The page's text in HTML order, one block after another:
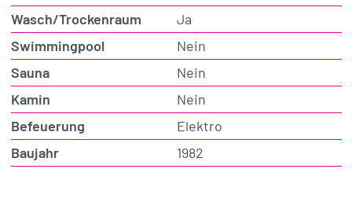
Wasch/Trockenraum
Ja
Swimmingpool
Nein
Sauna
Nein
Kamin
Nein
Befeuerung
Elektro
Baujahr
1982